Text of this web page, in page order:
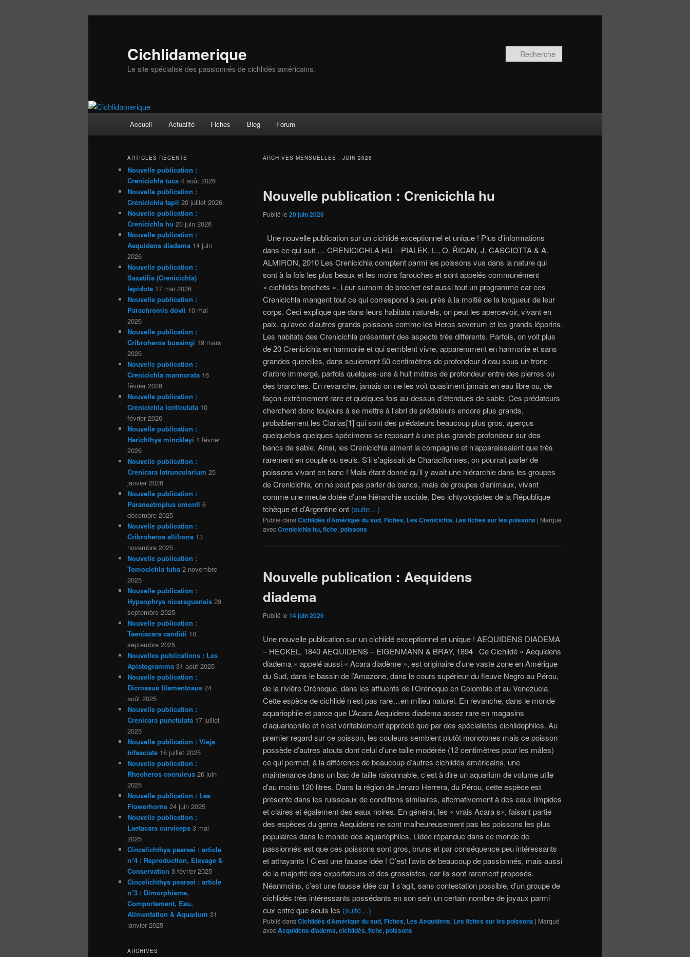
Cichlidamerique
Le site spécialisé des passionnés de cichlidés américains.
Accueil Actualité Fiches Blog Forum
ARCHIVES MENSUELLES : JUIN 2026
Nouvelle publication : Crenicichla hu
Publié le 20 juin 2026
Une nouvelle publication sur un cichlidé exceptionnel et unique ! Plus d’informations
dans ce qui suit … CRENICICHLA HU – PIALEK, L., O. ŘICAN, J. CASCIOTTA & A.
ALMIRON, 2010 Les Crenicichla comptent parmi les poissons vus dans la nature qui
sont à la fois les plus beaux et les moins farouches et sont appelés communément
« cichlidés-brochets ». Leur surnom de brochet est aussi tout un programme car ces
Crenicichla mangent tout ce qui correspond à peu près à la moitié de la longueur de leur
corps. Ceci explique que dans leurs habitats naturels, on peut les apercevoir, vivant en
paix, qu’avec d’autres grands poissons comme les Heros severum et les grands léporins.
Les habitats des Crenicichla présentent des aspects très différents. Parfois, on voit plus
de 20 Crenicichla en harmonie et qui semblent vivre, apparemment en harmonie et sans
grandes querelles, dans seulement 50 centimètres de profondeur d’eau sous un tronc
d’arbre immergé, parfois quelques-uns à huit mètres de profondeur entre des pierres ou
des branches. En revanche, jamais on ne les voit quasiment jamais en eau libre ou, de
façon extrêmement rare et quelques fois au-dessus d’étendues de sable. Ces prédateurs
cherchent donc toujours à se mettre à l’abri de prédateurs encore plus grands,
probablement les Clarias[1] qui sont des prédateurs beaucoup plus gros, aperçus
quelquefois quelques spécimens se reposant à une plus grande profondeur sur des
bancs de sable. Ainsi, les Crenicichla aiment la compagnie et n’apparaissaient que très
rarement en couple ou seuls. S’il s’agissait de Characiformes, on pourrait parler de
poissons vivant en banc ! Mais étant donné qu’il y avait une hiérarchie dans les groupes
de Crenicichla, on ne peut pas parler de bancs, mais de groupes d’animaux, vivant
comme une meute dotée d’une hiérarchie sociale. Des ichtyologistes de la République
tchèque et d’Argentine ont (suite…)
Publié dansCichlidés d’Amérique du sud, Fiches, Les Crenicichla, Les fiches sur les poissons | Marqué
avecCrenicichla hu, fiche, poissons
Nouvelle publication : Aequidens
diadema
Publié le 14 juin 2026
Une nouvelle publication sur un cichlidé exceptionnel et unique ! AEQUIDENS DIADEMA
– HECKEL, 1840 AEQUIDENS – EIGENMANN & BRAY, 1894 Ce Cichlidé « Aequidens
diadema » appelé aussi « Acara diadème », est originaire d’une vaste zone en Amérique
du Sud, dans le bassin de l’Amazone, dans le cours supérieur du fleuve Negro au Pérou,
de la rivière Orénoque, dans les affluents de l’Orénoque en Colombie et au Venezuela.
Cette espèce de cichlidé n’est pas rare…en milieu naturel. En revanche, dans le monde
aquariophile et parce que L’Acara Aequidens diadema assez rare en magasins
d’aquariophilie et n’est véritablement apprécié que par des spécialistes cichlidophiles. Au
premier regard sur ce poisson, les couleurs semblent plutôt monotones mais ce poisson
possède d’autres atouts dont celui d’une taille modérée (12 centimètres pour les mâles)
ce qui permet, à la différence de beaucoup d’autres cichlidés américains, une
maintenance dans un bac de taille raisonnable, c’est à dire un aquarium de volume utile
d’au moins 120 litres. Dans la région de Jenaro Herrera, du Pérou, cette espèce est
présente dans les ruisseaux de conditions similaires, alternativement à des eaux limpides
et claires et également des eaux noires. En général, les « vrais Acara s», faisant partie
des espèces du genre Aequidens ne sont malheureusement pas les poissons les plus
populaires dans le monde des aquariophiles. L’idée répandue dans ce monde de
passionnés est que ces poissons sont gros, bruns et par conséquence peu intéressants
et attrayants ! C’est une fausse idée ! C’est l’avis de beaucoup de passionnés, mais aussi
de la majorité des exportateurs et des grossistes, car ils sont rarement proposés.
Néanmoins, c’est une fausse idée car il s’agit, sans contestation possible, d’un groupe de
cichlidés très intéressants possédants en son sein un certain nombre de joyaux parmi
eux entre que seuls les (suite…)
Publié dansCichlidés d’Amérique du sud, Fiches, Les Aequidens, Les fiches sur les poissons | Marqué
avecAequidens diadema, cichlidés, fiche, poissons
ARTICLES RÉCENTS
Nouvelle publication :
Crenicichla tuca 4 août 2026
Nouvelle publication :
Crenicichla tapii 20 juillet 2026
Nouvelle publication :
Crenicichla hu 20 juin 2026
Nouvelle publication :
Aequidens diadema 14 juin
2026
Nouvelle publication :
Saxatilia (Crenicichla)
lepidota 17 mai 2026
Nouvelle publication :
Parachromis dovii 10 mai
2026
Nouvelle publication :
Cribroheros bussingi 19 mars
2026
Nouvelle publication :
Crenicichla marmorata 16
février 2026
Nouvelle publication :
Crenicichla lenticulata 10
février 2026
Nouvelle publication :
Herichthys minckleyi 1 février
2026
Nouvelle publication :
Crenicara latruncularium 25
janvier 2026
Nouvelle publication :
Paraneetroplus omonti 6
décembre 2025
Nouvelle publication :
Cribroheros altifrons 13
novembre 2025
Nouvelle publication :
Tomocichla tuba 2 novembre
2025
Nouvelle publication :
Hypsophrys nicaraguensis 29
septembre 2025
Nouvelle publication :
Taeniacara candidi 10
septembre 2025
Nouvelles publications : Les
Apistogramma 31 août 2025
Nouvelle publication :
Dicrossus filamentosus 24
août 2025
Nouvelle publication :
Crenicara punctulata 17 juillet
2025
Nouvelle publication : Vieja
bifasciata 16 juillet 2025
Nouvelle publication :
Rheoheros coeruleus 26 juin
2025
Nouvelle publication : Les
Flowerhorns 24 juin 2025
Nouvelle publication :
Laetacara curviceps 3 mai
2025
Cincelichthys pearsei : article
n°4 : Reproduction, Elevage &
Conservation 3 février 2025
Cincelichthys pearsei : article
n°3 : Dimorphisme,
Comportement, Eau,
Alimentation & Aquarium 31
janvier 2025
ARCHIVES